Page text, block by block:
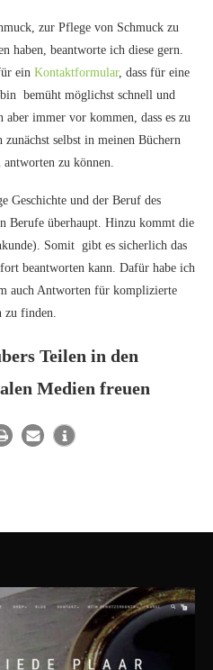
zur Pflege von Schmuck zu
haben, beantworte ich diese gern.
ein Kontaktformular, dass für eine
bemüht möglichst schnell und
immer vor kommen, dass es zu
selbst in meinen Büchern
zu können.
Geschichte und der Beruf des
Berufe überhaupt. Hinzu kommt die
Somit gibt es sicherlich das
beantworten kann. Dafür habe ich
auch Antworten für komplizierte
zu finden.
Teilen in den
Medien freuen